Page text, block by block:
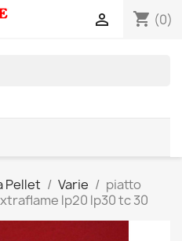
shopping_cart (0)

Pellet Varie
piatto
lp20 lp30 tc 30